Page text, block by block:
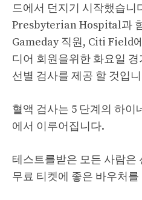
드에서 던지기 시작했습
Presbyterian Hospital과
Gameday 직원, Citi Field
디어 회원을위한 화요일
선별 검사를 제공 할 것입
혈액 검사는 5 단계의 하이
에서 이루어집니다.
테스트를받은 모든 사람은
무료 티켓에 좋은 바우처